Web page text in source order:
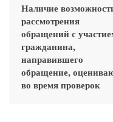
Наличие
рассмотрения
обращений с
гражданина,
направившего
обращение,
во время проверок